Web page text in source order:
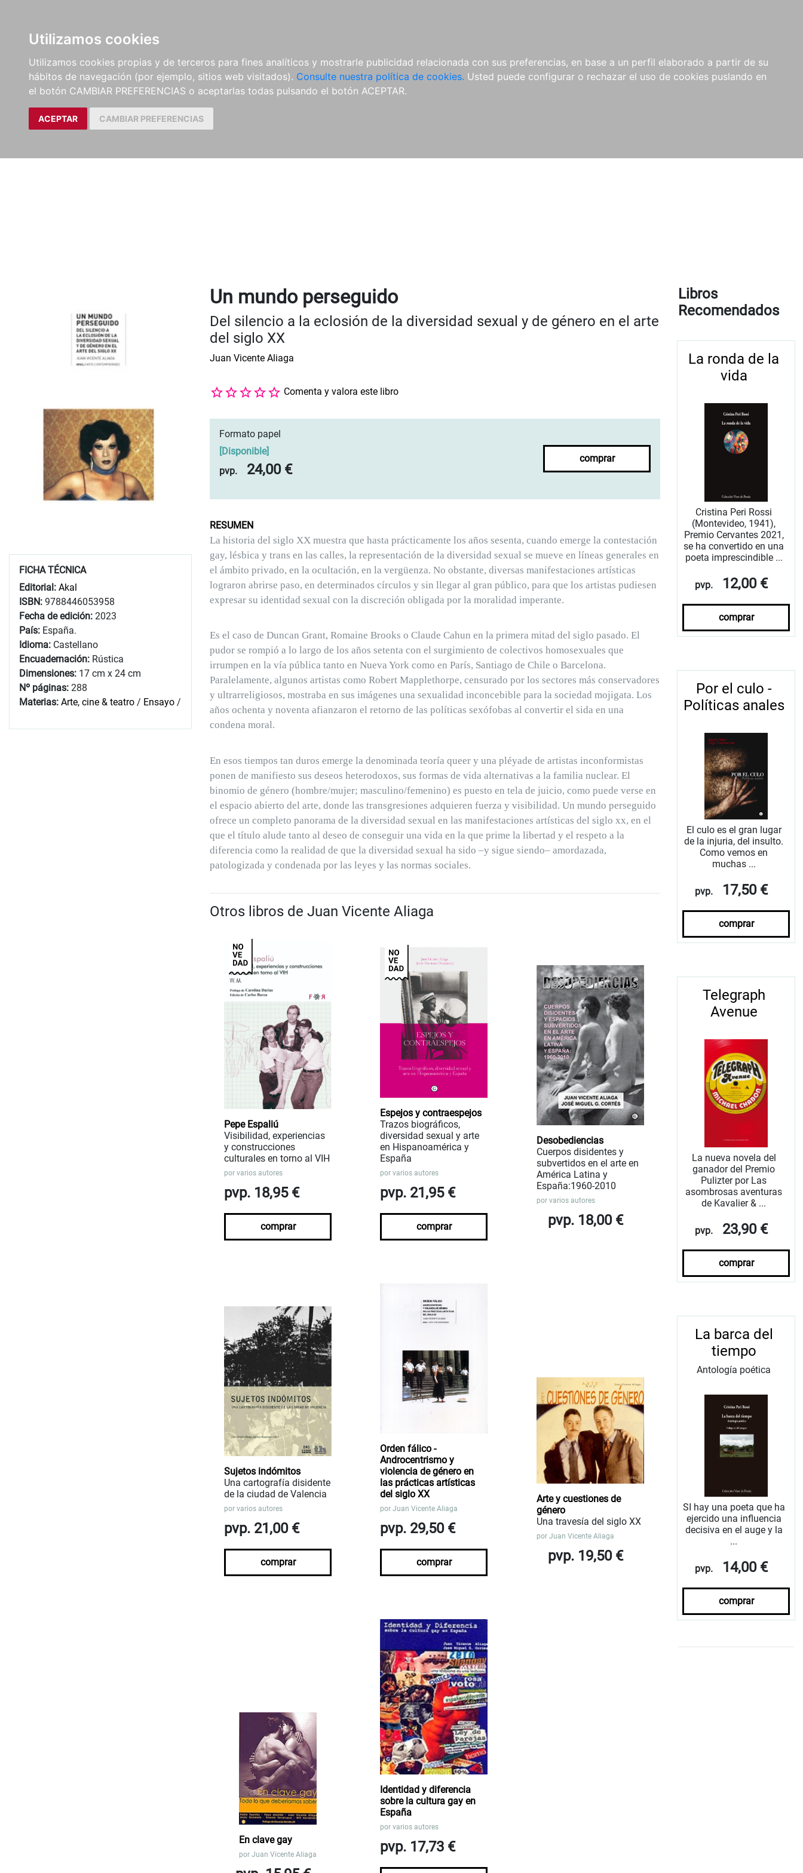
Utilizamos cookies
Utilizamos cookies propias y de terceros para fines analíticos y mostrarle publicidad relacionada con sus preferencias, en base a un perfil elaborado a partir de su
hábitos de navegación (por ejemplo, sitios web visitados). Consulte nuestra política de cookies. Usted puede configurar o rechazar el uso de cookies puslando en
el botón CAMBIAR PREFERENCIAS o aceptarlas todas pulsando el botón ACEPTAR.
ACEPTAR CAMBIAR PREFERENCIAS
FICHA TÉCNICA
Editorial: Akal
ISBN: 9788446053958
Fecha de edición: 2023
País: España.
Idioma: Castellano
Encuadernación: Rústica
Dimensiones: 17 cm x 24 cm
Nº páginas: 288
Materias: Arte, cine & teatro / Ensayo /
Un mundo perseguido
Del silencio a la eclosión de la diversidad sexual y de género en el arte
del siglo XX
Juan Vicente Aliaga
Comenta y valora este libro
Formato papel
[Disponible]
pvp.
24,00 €
comprar
RESUMEN
La historia del siglo XX muestra que hasta prácticamente los años sesenta, cuando emerge la contestación
gay, lésbica y trans en las calles, la representación de la diversidad sexual se mueve en líneas generales en
el ámbito privado, en la ocultación, en la vergüenza. No obstante, diversas manifestaciones artísticas
lograron abrirse paso, en determinados círculos y sin llegar al gran público, para que los artistas pudiesen
expresar su identidad sexual con la discreción obligada por la moralidad imperante.
Es el caso de Duncan Grant, Romaine Brooks o Claude Cahun en la primera mitad del siglo pasado. El
pudor se rompió a lo largo de los años setenta con el surgimiento de colectivos homosexuales que
irrumpen en la vía pública tanto en Nueva York como en París, Santiago de Chile o Barcelona.
Paralelamente, algunos artistas como Robert Mapplethorpe, censurado por los sectores más conservadores
y ultrarreligiosos, mostraba en sus imágenes una sexualidad inconcebible para la sociedad mojigata. Los
años ochenta y noventa afianzaron el retorno de las políticas sexófobas al convertir el sida en una
condena moral.
En esos tiempos tan duros emerge la denominada teoría queer y una pléyade de artistas inconformistas
ponen de manifiesto sus deseos heterodoxos, sus formas de vida alternativas a la familia nuclear. El
binomio de género (hombre/mujer; masculino/femenino) es puesto en tela de juicio, como puede verse en
el espacio abierto del arte, donde las transgresiones adquieren fuerza y visibilidad. Un mundo perseguido
ofrece un completo panorama de la diversidad sexual en las manifestaciones artísticas del siglo xx, en el
que el título alude tanto al deseo de conseguir una vida en la que prime la libertad y el respeto a la
diferencia como la realidad de que la diversidad sexual ha sido –y sigue siendo– amordazada,
patologizada y condenada por las leyes y las normas sociales.
Otros libros de Juan Vicente Aliaga
Pepe Espaliú
Visibilidad, experiencias
y construcciones
culturales en torno al VIH
por varios autores
pvp. 18,95 €
comprar
Espejos y contraespejos
Trazos biográficos,
diversidad sexual y arte
en Hispanoamérica y
España
porvarios autores
pvp. 21,95 €
comprar
Desobediencias
Cuerpos disidentes y
subvertidos en el arte en
América Latina y
España:1960-2010
por varios autores
pvp. 18,00 €
Sujetos indómitos
Una cartografía disidente
de la ciudad de Valencia
por varios autores
pvp. 21,00 €
comprar
Orden fálico -
Androcentrismo y
violencia de género en
las prácticas artísticas
del siglo XX
porJuan Vicente Aliaga
pvp. 29,50 €
comprar
Arte y cuestiones de
género
Una travesía del siglo XX
por Juan Vicente Aliaga
pvp. 19,50 €
En clave gay
por Juan Vicente Aliaga
Identidad y diferencia
sobre la cultura gay en
España
porvarios autores
pvp. 17,73 €
Libros
Recomendados
La ronda de la
vida
Cristina Peri Rossi
(Montevideo, 1941),
Premio Cervantes 2021,
se ha convertido en una
poeta imprescindible ...
pvp. 12,00 €
comprar
Por el culo -
Políticas anales
El culo es el gran lugar
de la injuria, del insulto.
Como vemos en
muchas ...
pvp. 17,50 €
comprar
Telegraph
Avenue
La nueva novela del
ganador del Premio
Pulizter por Las
asombrosas aventuras
de Kavalier & ...
pvp. 23,90 €
comprar
La barca del
tiempo
Antología poética
SI hay una poeta que ha
ejercido una influencia
decisiva en el auge y la
...
pvp. 14,00 €
comprar